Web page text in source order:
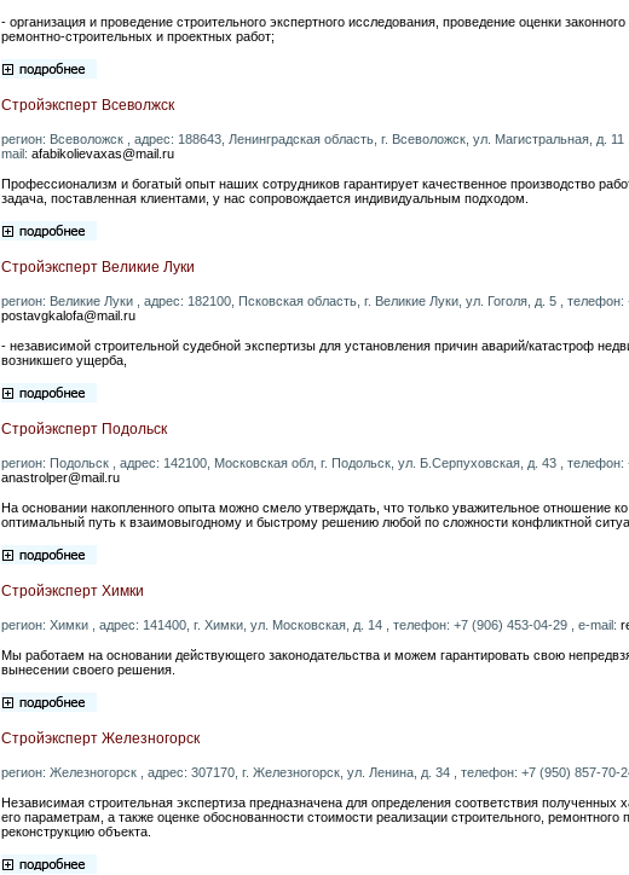
- организация и проведение строительного экспертного исследования, проведение оценки
ремонтно-строительных и проектных работ;
Стройэксперт Всеволжск
регион: Всеволожск , адрес: 188643, Ленинградская область, г. Всеволожск, ул. Магистральная, д.
mail: afabikolievaxas@mail.ru
Профессионализм и богатый опыт наших сотрудников гарантирует качественное производство
задача, поставленная клиентами, у нас сопровождается индивидуальным подходом.
Стройэксперт Великие Луки
регион: Великие Луки , адрес: 182100, Псковская область, г. Великие Луки, ул. Гоголя, д. 5 ,
postavgkalofa@mail.ru
- независимой строительной судебной экспертизы для установления причин аварий/катастроф
возникшего ущерба,
Стройэксперт Подольск
регион: Подольск , адрес: 142100, Московская обл, г. Подольск, ул. Б.Серпуховская, д. 43 ,
anastrolper@mail.ru
На основании накопленного опыта можно смело утверждать, что только уважительное отношение
оптимальный путь к взаимовыгодному и быстрому решению любой по сложности конфликтной
Стройэксперт Химки
регион: Химки , адрес: 141400, г. Химки, ул. Московская, д. 14 , телефон: +7 (906) 453-04-29 , e-mail:
Мы работаем на основании действующего законодательства и можем гарантировать свою
вынесении своего решения.
Стройэксперт Железногорск
регион: Железногорск , адрес: 307170, г. Железногорск, ул. Ленина, д. 34 , телефон: +7 (950) 857-70-
Независимая строительная экспертиза предназначена для определения соответствия полученных
его параметрам, а также оценке обоснованности стоимости реализации строительного, ремонтного
реконструкцию объекта.